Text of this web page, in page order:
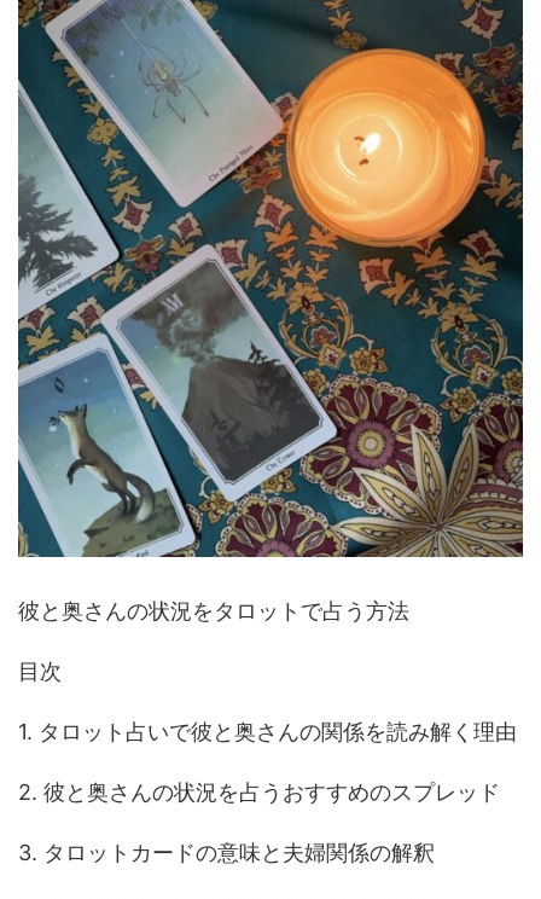
彼と奥さんの状況をタロットで占う方法
目次
1. タロット占いで彼と奥さんの関係を読み解く理由
2. 彼と奥さんの状況を占うおすすめのスプレッド
3. タロットカードの意味と夫婦関係の解釈